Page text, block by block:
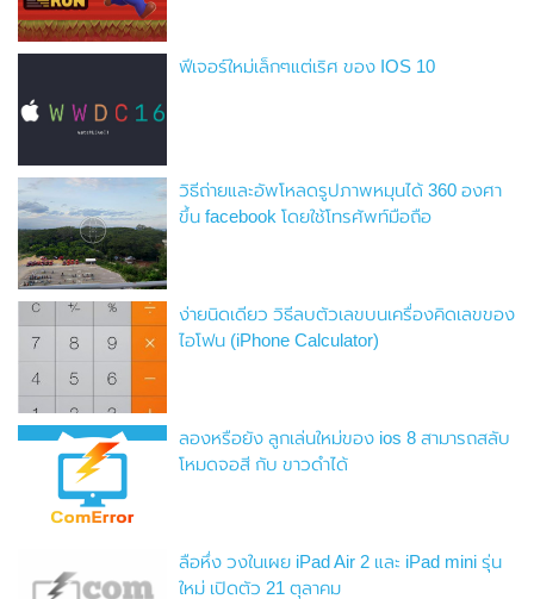
ฟีเจอร์ใหม่เล็กๆแต่เริศ ของ IOS 10
วิธีถ่ายและอัพโหลดรูปภาพหมุนได้ 360 องศา
ขึ้น facebook โดยใช้โทรศัพท์มือถือ
ง่ายนิดเดียว วิธีลบตัวเลขบนเครื่องคิดเลขของ
ไอโฟน (iPhone Calculator)
ลองหรือยัง ลูกเล่นใหม่ของ ios 8 สามารถสลับ
โหมดจอสี กับ ขาวดำได้
ลือหึ่ง วงในเผย iPad Air 2 และ iPad mini รุ่น
ใหม่ เปิดตัว 21 ตุลาคม